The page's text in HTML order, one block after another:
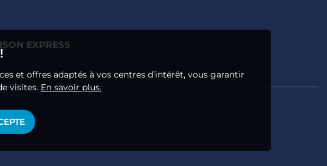
EXPRESS
et offres adaptés à vos centres d’intérêt, vous garantir
visites. En savoir plus.